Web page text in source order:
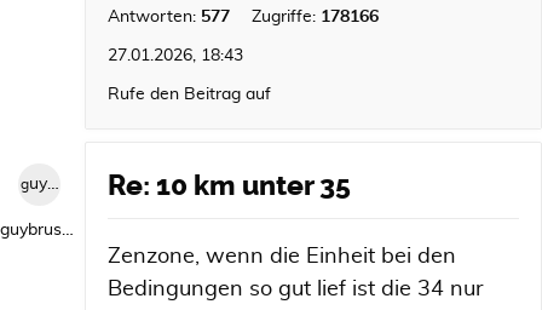
Antworten: 577 Zugriffe: 178166
27.01.2026, 18:43
Rufe den Beitrag auf
guybrush1992
guybrush1992
Re: 10 km unter 35
Zenzone, wenn die Einheit bei den
Bedingungen so gut lief ist die 34 nur